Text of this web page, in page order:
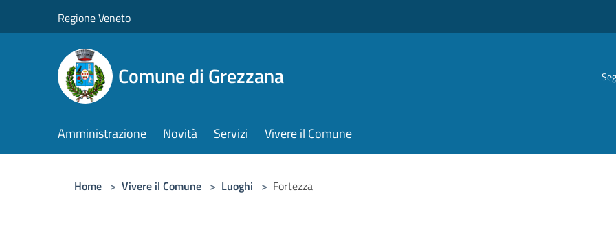
Regione Veneto
Comune di Grezzana
Amministrazione Novità Servizi Vivere il Comune
Home > Vivere il Comune > Luoghi > Fortezza